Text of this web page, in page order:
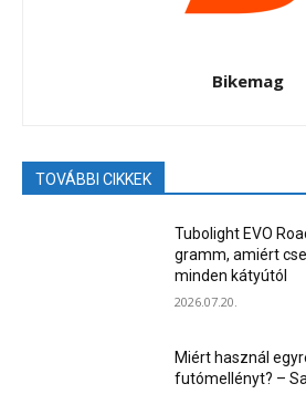
Bikemag
TOVÁBBI CIKKEK
Tubolight EVO
gramm, amiért
minden kátyútól
2026.07.20.
Miért használ
futómellényt? –